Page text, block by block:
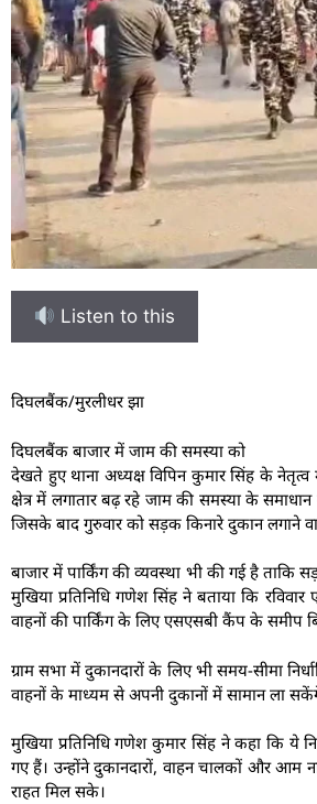
Listen to this
दिघलबैंक/मुरलीधर झा
दिघलबैंक बाजार में जाम की समस्या को
देखते हुए थाना अध्यक्ष विपिन कुमार सिंह के
क्षेत्र में लगातार बढ़ रहे जाम की समस्या के
जिसके बाद गुरुवार को सड़क किनारे दुकान लगाने
बाजार में पार्किंग की व्यवस्था भी की गई है
मुखिया प्रतिनिधि गणेश सिंह ने बताया कि
वाहनों की पार्किंग के लिए एसएसबी कैंप के समीप
ग्राम सभा में दुकानदारों के लिए भी समय-सीमा
वाहनों के माध्यम से अपनी दुकानों में सामान ला
मुखिया प्रतिनिधि गणेश कुमार सिंह ने कहा कि ये
गए हैं। उन्होंने दुकानदारों, वाहन चालकों और आम
राहत मिल सके।